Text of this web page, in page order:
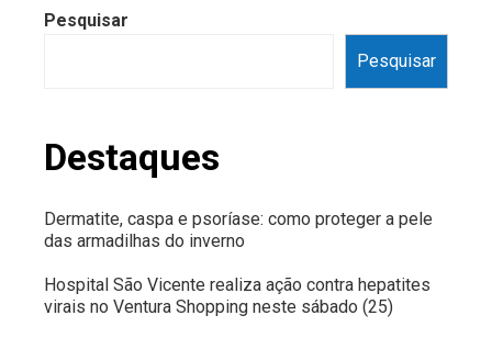
Pesquisar
Pesquisar
Destaques
Dermatite, caspa e psoríase: como proteger a pele
das armadilhas do inverno
Hospital São Vicente realiza ação contra hepatites
virais no Ventura Shopping neste sábado (25)